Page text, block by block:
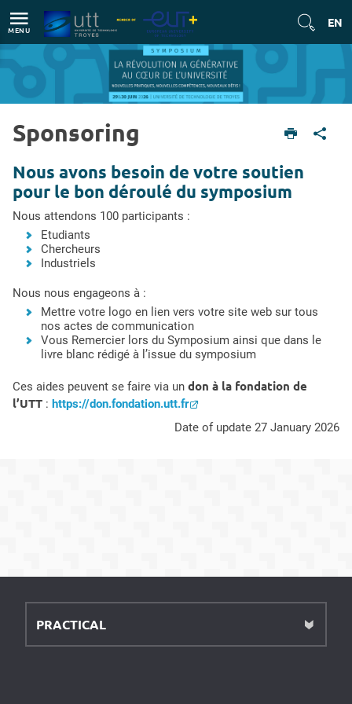
EN
MENU
English version Sponsoring
Sponsoring
Nous avons besoin de votre soutien
pour le bon déroulé du symposium
Nous attendons 100 participants :
Etudiants
Chercheurs
Industriels
Nous nous engageons à :
Mettre votre logo en lien vers votre site web sur tous
nos actes de communication
Vous Remercier lors du Symposium ainsi que dans le
livre blanc rédigé à l’issue du symposium
Ces aides peuvent se faire via un don à la fondation de
l’UTT : https://don.fondation.utt.fr
Date of update 27 January 2026
PRACTICAL